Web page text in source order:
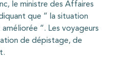
le ministre des Affaires
que ” la situation
“. Les voyageurs
de dépistage, de